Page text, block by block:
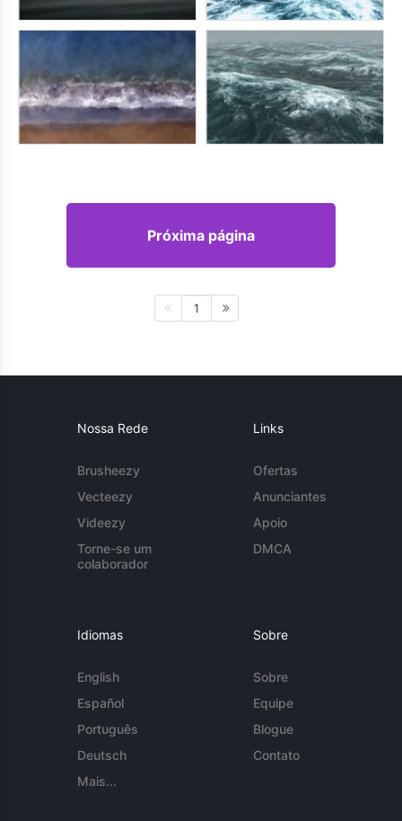
Próxima página
1
Nossa Rede
Brusheezy
Vecteezy
Videezy
Torne-se um
colaborador
Links
Ofertas
Anunciantes
Apoio
DMCA
Idiomas
English
Español
Português
Deutsch
Mais...
Sobre
Sobre
Equipe
Blogue
Contato